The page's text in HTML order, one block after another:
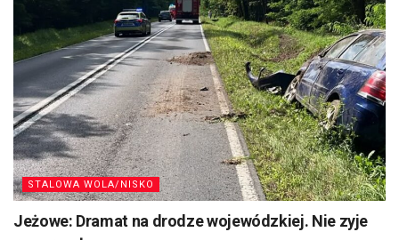
STALOWA WOLA/NISKO
Jeżowe: Dramat na drodze wojewódzkiej. Nie zyje